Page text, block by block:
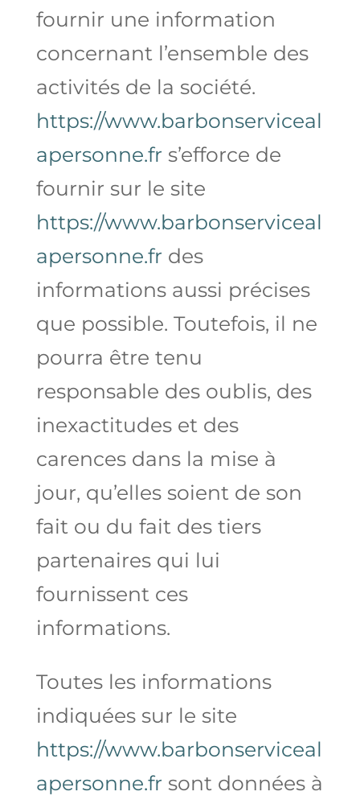
fournir une information
concernant l’ensemble des
activités de la société.
https://www.barbonserviceal
apersonne.fr s’efforce de
fournir sur le site
https://www.barbonserviceal
apersonne.fr des
informations aussi précises
que possible. Toutefois, il ne
pourra être tenu
responsable des oublis, des
inexactitudes et des
carences dans la mise à
jour, qu’elles soient de son
fait ou du fait des tiers
partenaires qui lui
fournissent ces
informations.
Toutes les informations
indiquées sur le site
https://www.barbonserviceal
apersonne.fr sont données à